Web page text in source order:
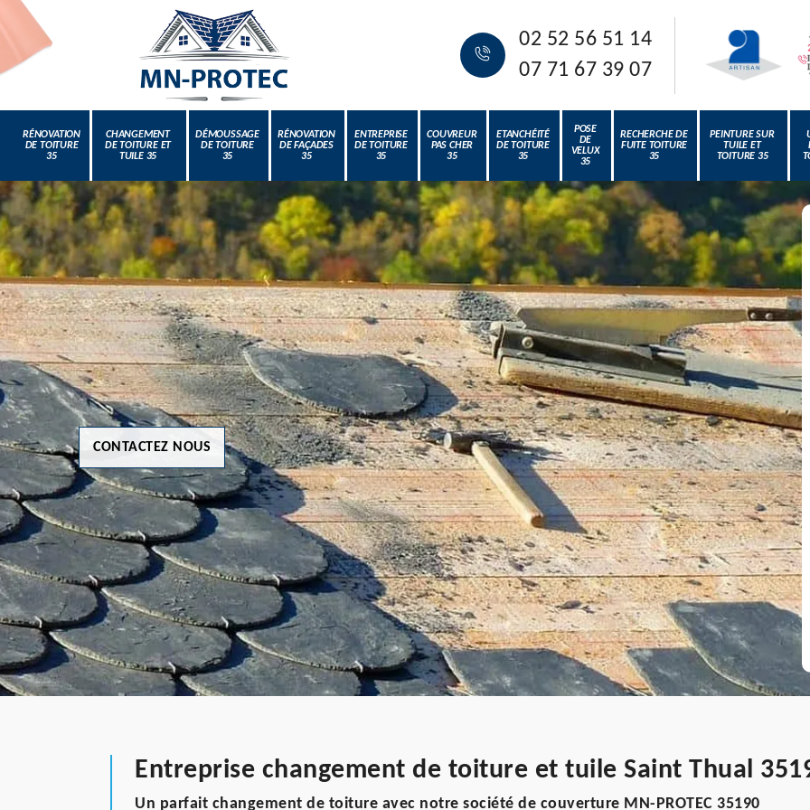
02 52 56 51 14
07 71 67 39 07
RÉNOVATION
DE TOITURE
35
CHANGEMENT
DE TOITURE ET
TUILE 35
DÉMOUSSAGE
DE TOITURE
35
RÉNOVATION
DE FAÇADES
35
ENTREPRISE
DE TOITURE
35
COUVREUR
PAS CHER
35
ETANCHÉITÉ
DE TOITURE
35
POSE
DE
VELUX
35
RECHERCHE DE
FUITE TOITURE
35
PEINTURE SUR
TUILE ET
TOITURE 35
CONTACTEZ NOUS
Entreprise changement de toiture et tuile Saint Thual
Un parfait changement de toiture avec notre société de couverture MN-PROTEC 35190